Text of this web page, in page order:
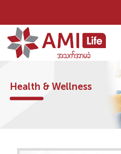
Health & Wellness